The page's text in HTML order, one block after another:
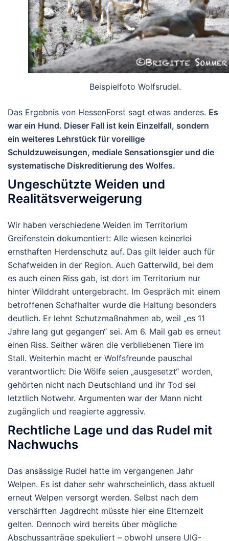
Beispielfoto Wolfsrudel.
Das Ergebnis von HessenForst sagt etwas anderes. Es
war ein Hund. Dieser Fall ist kein Einzelfall, sondern
ein weiteres Lehrstück für voreilige
Schuldzuweisungen, mediale Sensationsgier und die
systematische Diskreditierung des Wolfes.
Ungeschützte Weiden und
Realitätsverweigerung
Wir haben verschiedene Weiden im Territorium
Greifenstein dokumentiert: Alle wiesen keinerlei
ernsthaften Herdenschutz auf. Das gilt leider auch für
Schafweiden in der Region. Auch Gatterwild, bei dem
es auch einen Riss gab, ist dort im Territorium nur
hinter Wilddraht untergebracht. Im Gespräch mit einem
betroffenen Schafhalter wurde die Haltung besonders
deutlich. Er lehnt Schutzmaßnahmen ab, weil „es 11
Jahre lang gut gegangen“ sei. Am 6. Mail gab es erneut
einen Riss. Seither wären die verbliebenen Tiere im
Stall. Weiterhin macht er Wolfsfreunde pauschal
verantwortlich: Die Wölfe seien „ausgesetzt“ worden,
gehörten nicht nach Deutschland und ihr Tod sei
letztlich Notwehr. Argumenten war der Mann nicht
zugänglich und reagierte aggressiv.
Rechtliche Lage und das Rudel mit
Nachwuchs
Das ansässige Rudel hatte im vergangenen Jahr
Welpen. Es ist daher sehr wahrscheinlich, dass aktuell
erneut Welpen versorgt werden. Selbst nach dem
verschärften Jagdrecht müsste hier eine Elternzeit
gelten. Dennoch wird bereits über mögliche
Abschussanträge spekuliert – obwohl unsere UIG-